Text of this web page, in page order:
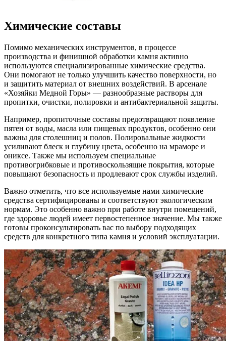
Химические составы
Помимо механических инструментов, в процессе
производства и финишной обработки камня активно
используются специализированные химические средства.
Они помогают не только улучшить качество поверхности, но
и защитить материал от внешних воздействий. В арсенале
«Хозяйки Медной Горы» — разнообразные растворы для
пропитки, очистки, полировки и антибактериальной защиты.
Например, пропиточные составы предотвращают появление
пятен от воды, масла или пищевых продуктов, особенно они
важны для столешниц и полов. Полировальные жидкости
усиливают блеск и глубину цвета, особенно на мраморе и
ониксе. Также мы используем специальные
противогрибковые и противоскользящие покрытия, которые
повышают безопасность и продлевают срок службы изделий.
Важно отметить, что все используемые нами химические
средства сертифицированы и соответствуют экологическим
нормам. Это особенно важно при работе внутри помещений,
где здоровье людей имеет первостепенное значение. Мы также
готовы проконсультировать вас по выбору подходящих
средств для конкретного типа камня и условий эксплуатации.